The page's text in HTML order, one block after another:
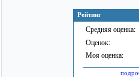
Рейтинг
Средняя оценка:
Оценок:
Моя оценка: